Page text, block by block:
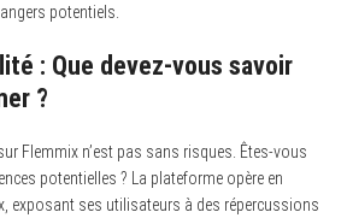
potentiels.
: Que devez-vous savoir
?
Flemmix n’est pas sans risques. Êtes-vous
potentielles ? La plateforme opère en
exposant ses utilisateurs à des répercussions